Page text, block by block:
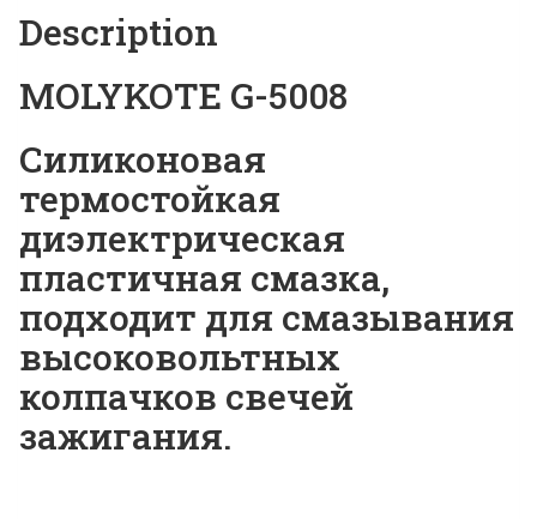
Description
MOLYKOTE G-5008
Силиконовая
термостойкая
диэлектрическая
пластичная смазка,
подходит для смазывания
высоковольтных
колпачков свечей
зажигания.